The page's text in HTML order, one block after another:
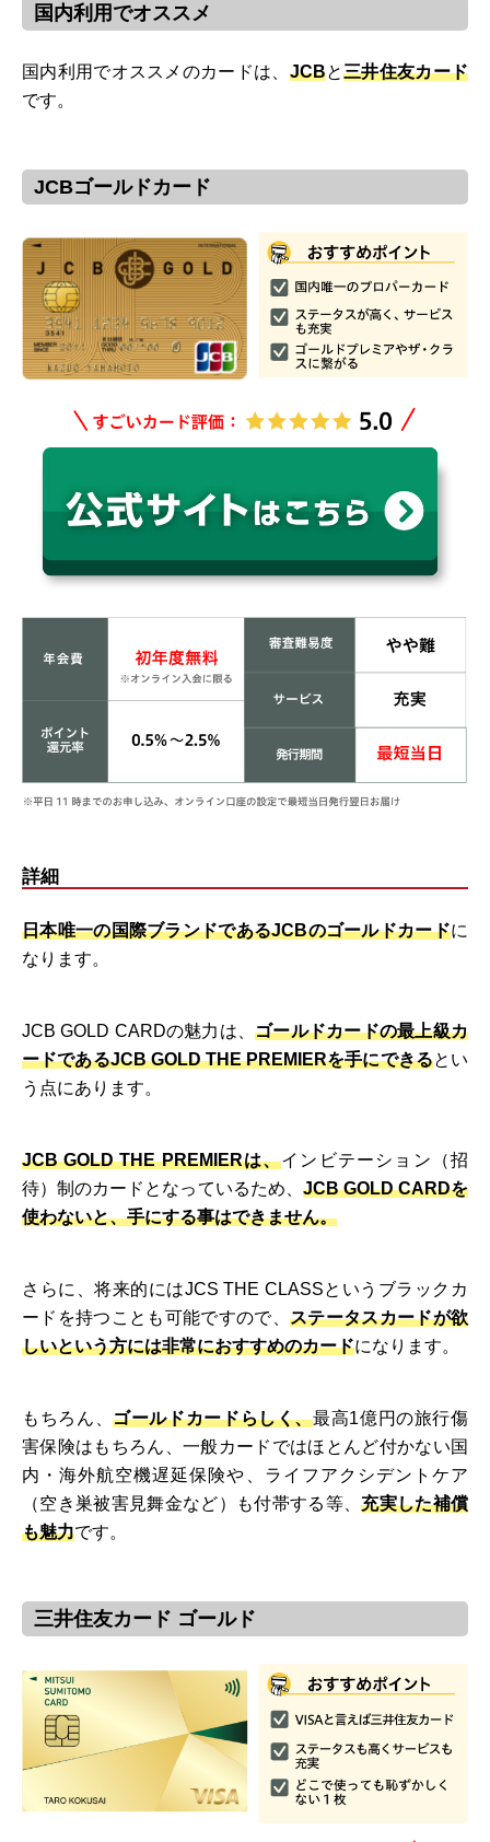
国内利用でオススメ
国内利用でオススメのカードは、 JCBと三井住友カード
です。
JCBゴールドカード
詳細
日本唯一の国際ブランドであるJCBのゴールドカードに
なります。
JCB GOLD CARDの魅力は、ゴールドカードの最上級カ
ードであるJCB GOLD THE PREMIERを手にできるとい
う点にあります。
JCB GOLD THE PREMIERは、インビテーション（招
待）制のカードとなっているため、 JCB GOLD CARDを
使わないと、手にする事はできません。
さらに、将来的にはJCS THE CLASSというブラックカ
ードを持つことも可能ですので、 ステータスカードが欲
しいという方には非常におすすめのカードになります。
もちろん、ゴールドカードらしく、最高1億円の旅行傷
害保険はもちろん、一般カードではほとんど付かない国
内・海外航空機遅延保険や、ライフアクシデントケア
（空き巣被害見舞金など）も付帯する等、充実した補償
も魅力です。
三井住友カード ゴールド